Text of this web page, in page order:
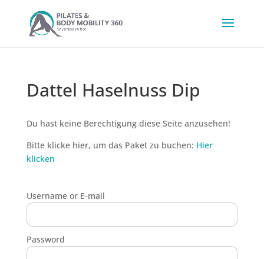
Dattel Haselnuss Dip
Du hast keine Berechtigung diese Seite anzusehen!
Bitte klicke hier, um das Paket zu buchen: Hier
klicken
Username or E-mail
Password